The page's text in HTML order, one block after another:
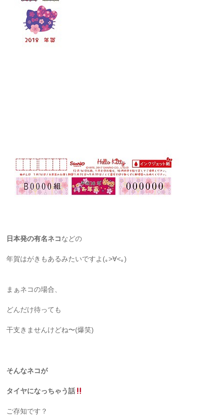
日本発の有名ネコなどの
年賀はがきもあるみたいですよ(｡>∀<｡)
まぁネコの場合、
どんだけ待っても
干支きませんけどね〜(爆笑)
そんなネコが
タイヤになっちゃう話
ご存知です？